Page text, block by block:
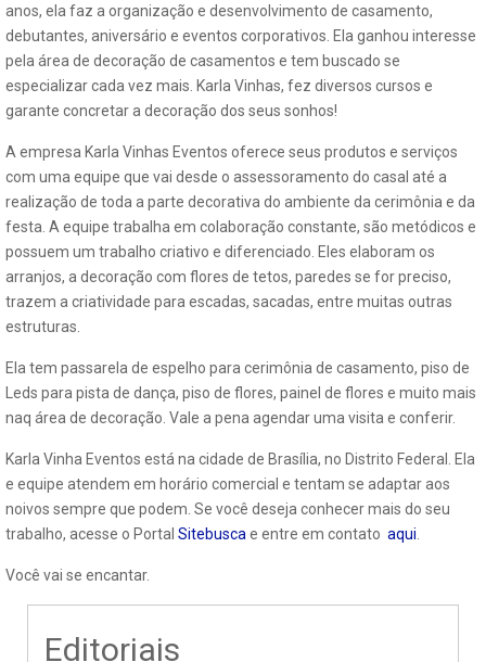
anos, ela faz a organização e desenvolvimento de casamento,
debutantes, aniversário e eventos corporativos. Ela ganhou interesse
pela área de decoração de casamentos e tem buscado se
especializar cada vez mais. Karla Vinhas, fez diversos cursos e
garante concretar a decoração dos seus sonhos!
A empresa Karla Vinhas Eventos oferece seus produtos e serviços
com uma equipe que vai desde o assessoramento do casal até a
realização de toda a parte decorativa do ambiente da cerimônia e da
festa. A equipe trabalha em colaboração constante, são metódicos e
possuem um trabalho criativo e diferenciado. Eles elaboram os
arranjos, a decoração com flores de tetos, paredes se for preciso,
trazem a criatividade para escadas, sacadas, entre muitas outras
estruturas.
Ela tem passarela de espelho para cerimônia de casamento, piso de
Leds para pista de dança, piso de flores, painel de flores e muito mais
naq área de decoração. Vale a pena agendar uma visita e conferir.
Karla Vinha Eventos está na cidade de Brasília, no Distrito Federal. Ela
e equipe atendem em horário comercial e tentam se adaptar aos
noivos sempre que podem. Se você deseja conhecer mais do seu
trabalho, acesse o Portal Sitebusca e entre em contato aqui
Você vai se encantar.
Editoriais